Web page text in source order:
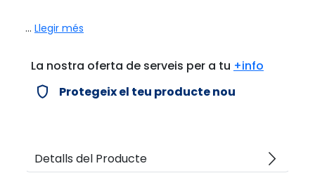
... Llegir més
La nostra oferta de serveis per a tu +info
verified_user Protegeix el teu producte nou
Detalls del Producte arrow_forward_ios